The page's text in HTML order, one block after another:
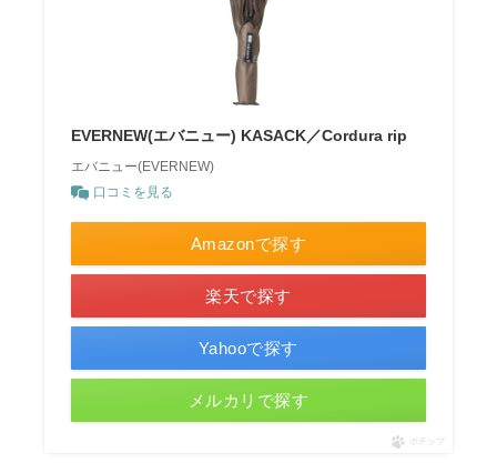
EVERNEW(エバニュー) KASACK／Cordura rip
エバニュー(EVERNEW)
口コミを見る
Amazonで探す
楽天で探す
Yahooで探す
メルカリで探す
ポチップ